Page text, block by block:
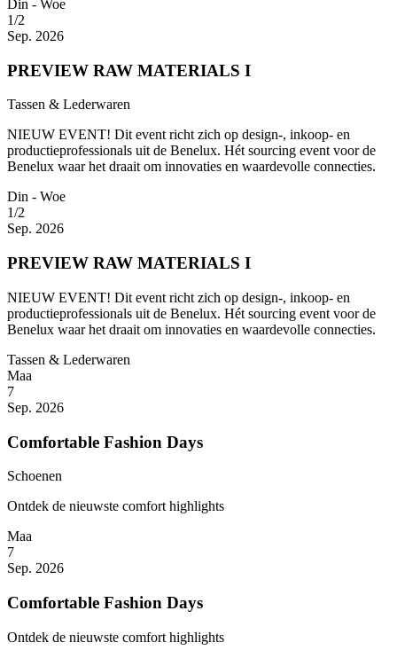
Din - Woe
1/2
Sep. 2026
PREVIEW RAW MATERIALS I
Tassen & Lederwaren
NIEUW EVENT! Dit event richt zich op design-, inkoop- en
productieprofessionals uit de Benelux. Hét sourcing event voor de
Benelux waar het draait om innovaties en waardevolle connecties.
Din - Woe
1/2
Sep. 2026
PREVIEW RAW MATERIALS I
NIEUW EVENT! Dit event richt zich op design-, inkoop- en
productieprofessionals uit de Benelux. Hét sourcing event voor de
Benelux waar het draait om innovaties en waardevolle connecties.
Tassen & Lederwaren
Maa
7
Sep. 2026
Comfortable Fashion Days
Schoenen
Ontdek de nieuwste comfort highlights
Maa
7
Sep. 2026
Comfortable Fashion Days
Ontdek de nieuwste comfort highlights